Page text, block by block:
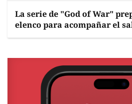
La serie de "God of War"
elenco para acompañar el